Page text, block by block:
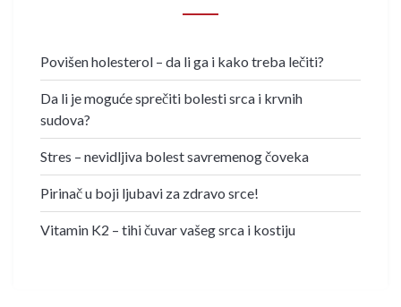
Povišen holesterol – da li ga i kako treba lečiti?
Da li je moguće sprečiti bolesti srca i krvnih
sudova?
Stres – nevidljiva bolest savremenog čoveka
Pirinač u boji ljubavi za zdravo srce!
Vitamin K2 – tihi čuvar vašeg srca i kostiju